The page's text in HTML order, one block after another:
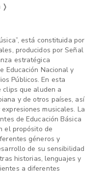
❭
está constituida por
producidos por Señal
estratégica
Educación Nacional y
Públicos. En esta
clips que aluden a
y de otros países, así
musicales. La
de Educación Básica
el propósito de
géneros y
de su sensibilidad
historias, lenguajes y
a diferentes